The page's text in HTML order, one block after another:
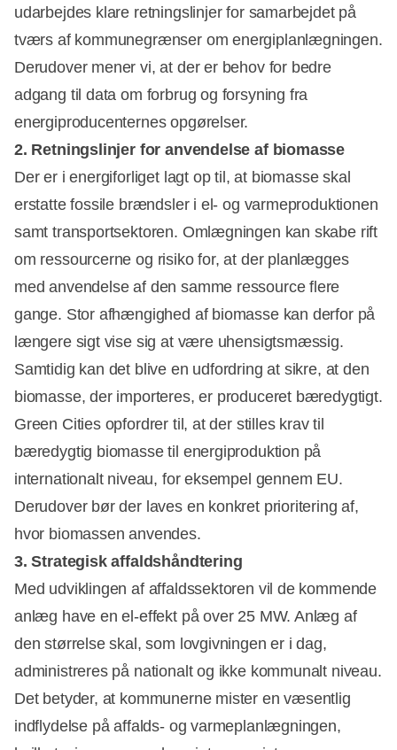
udarbejdes klare retningslinjer for samarbejdet på
tværs af kommunegrænser om energiplanlægningen.
Derudover mener vi, at der er behov for bedre
adgang til data om forbrug og forsyning fra
energiproducenternes opgørelser.
Annonce
2. Retningslinjer for anvendelse af biomasse
Der er i energiforliget lagt op til, at biomasse skal
erstatte fossile brændsler i el- og varmeproduktionen
samt transportsektoren. Omlægningen kan skabe rift
om ressourcerne og risiko for, at der planlægges
med anvendelse af den samme ressource flere
gange. Stor afhængighed af biomasse kan derfor på
længere sigt vise sig at være uhensigtsmæssig.
Samtidig kan det blive en udfordring at sikre, at den
biomasse, der importeres, er produceret bæredygtigt.
Green Cities opfordrer til, at der stilles krav til
bæredygtig biomasse til energiproduktion på
internationalt niveau, for eksempel gennem EU.
Derudover bør der laves en konkret prioritering af,
hvor biomassen anvendes.
3. Strategisk affaldshåndtering
Med udviklingen af affaldssektoren vil de kommende
anlæg have en el-effekt på over 25 MW. Anlæg af
den størrelse skal, som lovgivningen er i dag,
administreres på nationalt og ikke kommunalt niveau.
Det betyder, at kommunerne mister en væsentlig
indflydelse på affalds- og varmeplanlægningen,